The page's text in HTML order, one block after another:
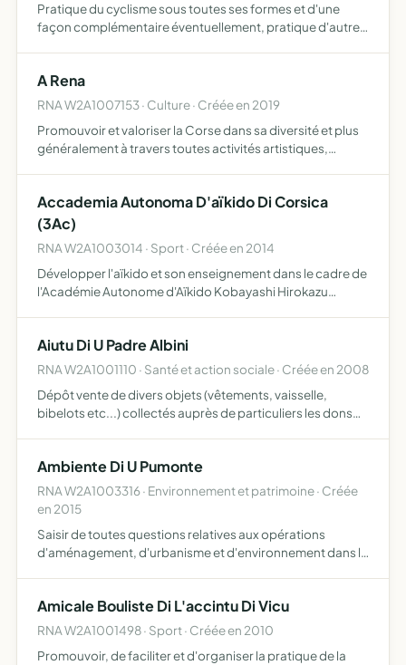
Pratique du cyclisme sous toutes ses formes et d'une
façon complémentaire éventuellement, pratique d'autres
A Rena
RNA W2A1007153 · Culture · Créée en 2019
Promouvoir et valoriser la Corse dans sa diversité et plus
généralement à travers toutes activités artistiques,
susceptible…
Accademia Autonoma D'aïkido Di Corsica
(3Ac)
RNA W2A1003014 · Sport · Créée en 2014
Développer l'aïkido et son enseignement dans le cadre de
l'Académie Autonome d'Aïkido Kobayashi Hirokazu
Aiutu Di U Padre Albini
RNA W2A1001110 · Santé et action sociale · Créée en 2008
Dépôt vente de divers objets (vêtements, vaisselle,
bibelots etc...) collectés auprès de particuliers les dons
Ambiente Di U Pumonte
RNA W2A1003316 · Environnement et patrimoine · Créée
en 2015
Saisir de toutes questions relatives aux opérations
d'aménagement, d'urbanisme et d'environnement dans la
Dui Sevi ell…
Amicale Bouliste Di L'accintu Di Vicu
RNA W2A1001498 · Sport · Créée en 2010
Promouvoir, de faciliter et d'organiser la pratique de la